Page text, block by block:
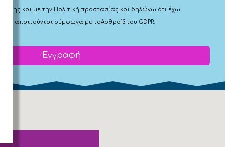
και με την Πολιτική προστασίας και δηλώνω ότι έχω
που απαιτούνται σύμφωνα με τοΑρθρο13 του GDPR.
Εγγραφή